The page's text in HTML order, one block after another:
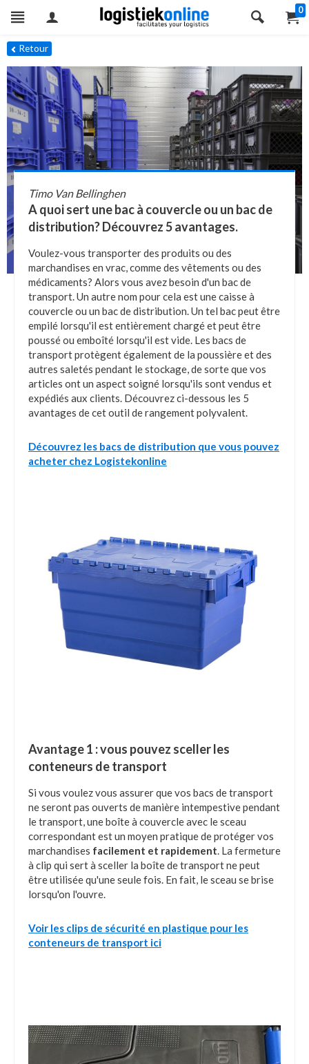
0
Retour
Timo Van Bellinghen
A quoi sert une bac à couvercle ou un bac de
distribution? Découvrez 5 avantages.
Voulez-vous transporter des produits ou des
marchandises en vrac, comme des vêtements ou des
médicaments? Alors vous avez besoin d'un bac de
transport. Un autre nom pour cela est une caisse à
couvercle ou un bac de distribution. Un tel bac peut être
empilé lorsqu'il est entièrement chargé et peut être
poussé ou emboîté lorsqu'il est vide. Les bacs de
transport protègent également de la poussière et des
autres saletés pendant le stockage, de sorte que vos
articles ont un aspect soigné lorsqu'ils sont vendus et
expédiés aux clients. Découvrez ci-dessous les 5
avantages de cet outil de rangement polyvalent.
Découvrez les bacs de distribution que vous pouvez
acheter chez Logistekonline
Avantage 1 : vous pouvez sceller les
conteneurs de transport
Si vous voulez vous assurer que vos bacs de transport
ne seront pas ouverts de manière intempestive pendant
le transport, une boîte à couvercle avec le sceau
correspondant est un moyen pratique de protéger vos
marchandises facilement et rapidement. La fermeture
à clip qui sert à sceller la boîte de transport ne peut
être utilisée qu'une seule fois. En fait, le sceau se brise
lorsqu'on l'ouvre.
Voir les clips de sécurité en plastique pour les
conteneurs de transport ici